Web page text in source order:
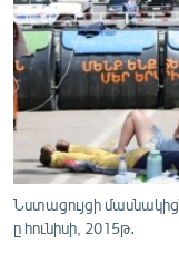
ՄՇԱԿՈՒՅԹ
ՍՊՈՐՏ
ՏՏ ԵՒ ԻՆՏԵՐՆԵՏ
ԱՐԽԻՎ
Նստացույցի
ը հունիսի, 2015թ․